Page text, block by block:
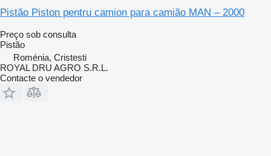
Pistão Piston pentru camion para camião MAN – 2000
Preço sob consulta
Pistão
Roménia, Cristesti
ROYAL DRU AGRO S.R.L.
Contacte o vendedor